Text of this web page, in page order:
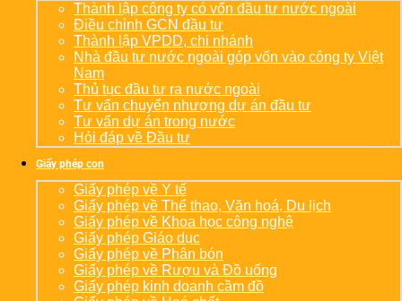
Thành lập công ty có vốn đầu tư nước ngoài
Điều chỉnh GCN đầu tư
Thành lập VPDD, chi nhánh
Nhà đầu tư nước ngoài góp vốn vào công ty Việt
Nam
Thủ tục đầu tư ra nước ngoài
Tư vấn chuyển nhượng dự án đầu tư
Tư vấn dự án trong nước
Hỏi đáp về Đầu tư
Giấy phép con
Giấy phép về Y tế
Giấy phép về Thể thao, Văn hoá, Du lịch
Giấy phép về Khoa học công nghệ
Giấy phép Giáo dục
Giấy phép về Phân bón
Giấy phép về Rượu và Đồ uống
Giấy phép kinh doanh cầm đồ